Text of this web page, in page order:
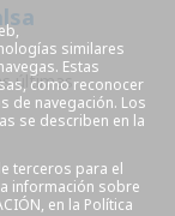
últimas
similares
Estas
como reconocer
de navegación. Los
se describen en la
terceros para el
información sobre
en la Política